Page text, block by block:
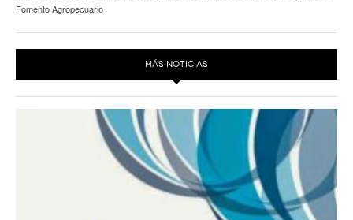
Fomento Agropecuario
MÁS NOTICIAS